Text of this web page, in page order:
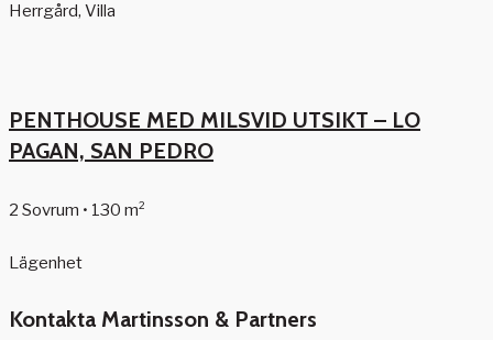
Herrgård, Villa
PENTHOUSE MED MILSVID UTSIKT – LO
PAGAN, SAN PEDRO
2 Sovrum • 130 m²
Lägenhet
Kontakta Martinsson & Partners